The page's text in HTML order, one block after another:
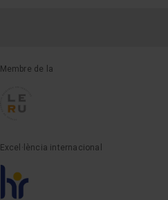
Membre de la
Excel·lència internacional